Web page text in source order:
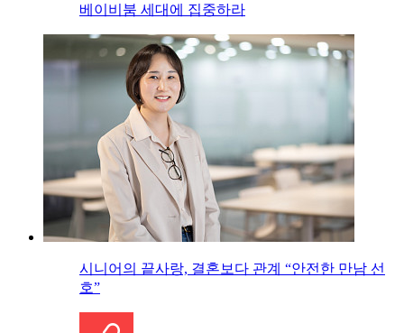
베이비붐 세대에 집중하라
시니어의 끝사랑, 결혼보다 관계 “안전한 만남 선
호”